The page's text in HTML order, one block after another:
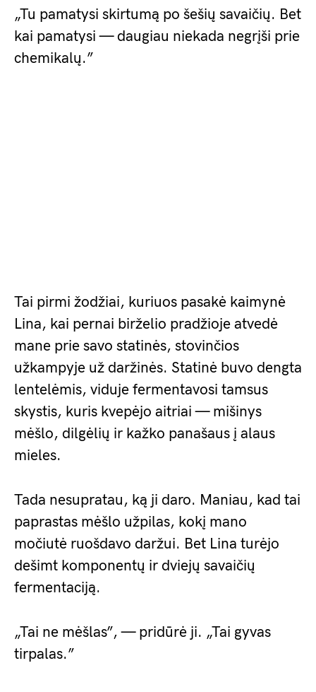
„Tu pamatysi skirtumą po šešių savaičių. Bet
kai pamatysi — daugiau niekada negrįši prie
chemikalų.”
Tai pirmi žodžiai, kuriuos pasakė kaimynė
Lina, kai pernai birželio pradžioje atvedė
mane prie savo statinės, stovinčios
užkampyje už daržinės. Statinė buvo dengta
lentelėmis, viduje fermentavosi tamsus
skystis, kuris kvepėjo aitriai — mišinys
mėšlo, dilgėlių ir kažko panašaus į alaus
mieles.
Tada nesupratau, ką ji daro. Maniau, kad tai
paprastas mėšlo užpilas, kokį mano
močiutė ruošdavo daržui. Bet Lina turėjo
dešimt komponentų ir dviejų savaičių
fermentaciją.
„Tai ne mėšlas”, — pridūrė ji. „Tai gyvas
tirpalas.”